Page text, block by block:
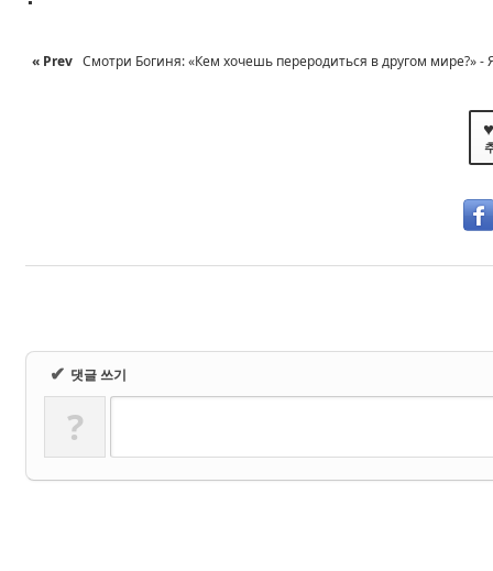
« Prev Смотри Богиня: «Кем хочешь переродиться в другом мире?» -
✔ 댓글 쓰기
?